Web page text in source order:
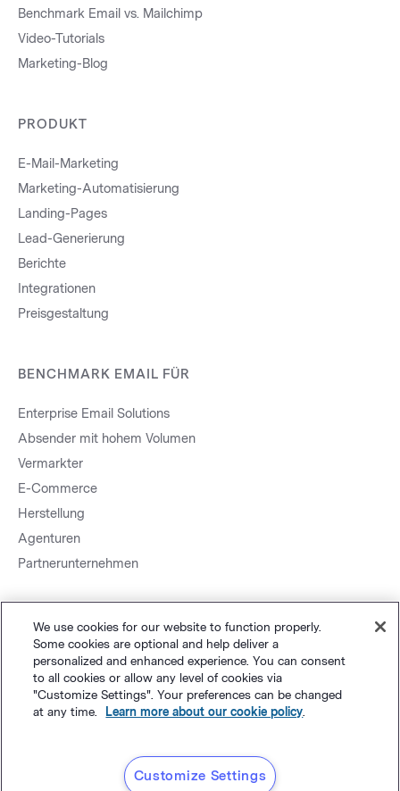
Benchmark Email vs. Mailchimp
Video-Tutorials
Marketing-Blog
PRODUKT
E-Mail-Marketing
Marketing-Automatisierung
Landing-Pages
Lead-Generierung
Berichte
Integrationen
Preisgestaltung
BENCHMARK EMAIL FÜR
Enterprise Email Solutions
Absender mit hohem Volumen
Vermarkter
E-Commerce
Herstellung
Agenturen
Partnerunternehmen
Sitemap. Datenschutz &AGB Cookie-Einstellungen
Polaris Software, LLC
We use cookies for our website to function properly.
Some cookies are optional and help deliver a
personalized and enhanced experience. You can consent
to all cookies or allow any level of cookies via
"Customize Settings". Your preferences can be changed
at any time.
Learn more about our cookie policy.
Customize Settings